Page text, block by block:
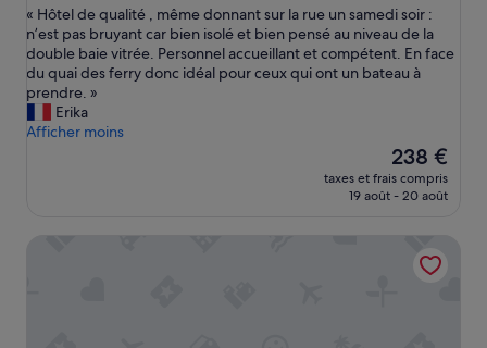
10,
Merveilleux,
(1 138 avis)
«
H
ô
t
e
d
« Hôtel de qualité , même donnant sur la rue un samedi soir :
n’est pas bruyant car bien isolé et bien pensé au niveau de la
double baie vitrée. Personnel accueillant et compétent. En face
du quai des ferry donc idéal pour ceux qui ont un bateau à
prendre. »
Erika
Afficher moins
Le
nouveau
prix
238 €
238 €
taxes et frais compris
19 août - 20 août